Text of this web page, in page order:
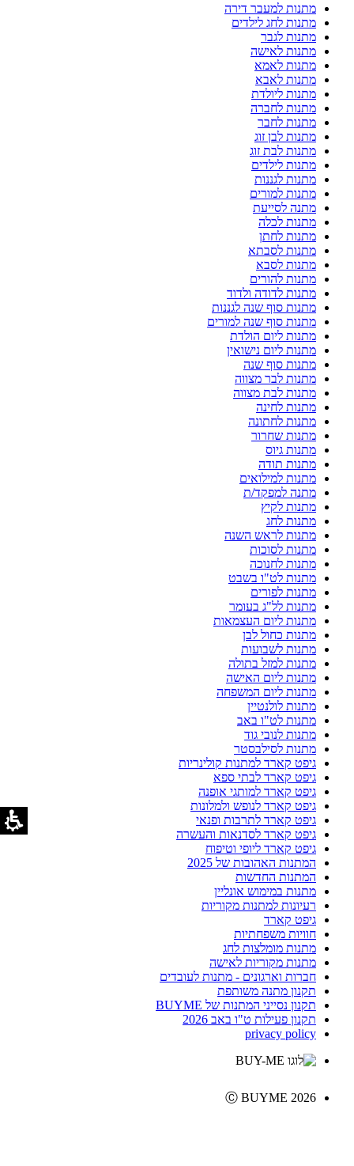
מתנות למעבר דירה
מתנות לחג לילדים
מתנות לגבר
מתנות לאישה
מתנות לאמא
מתנות לאבא
מתנות ליולדת
מתנות לחברה
מתנות לחבר
מתנות לבן זוג
מתנות לבת זוג
מתנות לילדים
מתנות לגננות
מתנות למורים
מתנה לסייעת
מתנות לכלה
מתנות לחתן
מתנות לסבתא
מתנות לסבא
מתנות להורים
מתנות לדודה ולדוד
מתנות סוף שנה לגננות
מתנות סוף שנה למורים
מתנות ליום הולדת
מתנות ליום נישואין
מתנות סוף שנה
מתנות לבר מצווה
מתנות לבת מצווה
מתנות לחינה
מתנות לחתונה
מתנות שחרור
מתנות גיוס
מתנות תודה
מתנות למילואים
מתנה למפקד/ת
מתנות לקיץ
מתנות לחג
מתנות לראש השנה
מתנות לסוכות
מתנות לחנוכה
מתנות לט"ו בשבט
מתנות לפורים
מתנות לל"ג בעומר
מתנות ליום העצמאות
מתנות כחול לבן
מתנות לשבועות
מתנות למזל בתולה
מתנות ליום האישה
מתנות ליום המשפחה
מתנות לולנטיין
מתנות לט"ו באב
מתנות לנובי גוד
מתנות לסילבסטר
גיפט קארד למתנות קולינריות
גיפט קארד לבתי ספא
גיפט קארד למותגי אופנה
גיפט קארד לנופש ולמלונות
גיפט קארד לתרבות ופנאי
גיפט קארד לסדנאות והעשרה
גיפט קארד ליופי וטיפוח
המתנות האהובות של 2025
המתנות החדשות
מתנות במימוש אונליין
רעיונות למתנות מקוריות
גיפט קארד
חוויות משפחתיות
מתנות מומלצות לחג
מתנות מקוריות לאישה
חברות וארגונים - מתנות לעובדים
תקנון מתנה משותפת
תקנון נסייני המתנות של BUYME
תקנון פעילות ט"ו באב 2026
privacy policy
Ⓒ BUYME 2026